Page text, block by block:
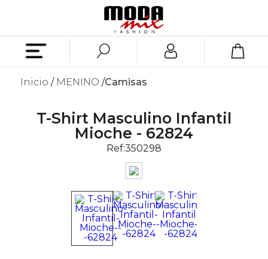
Inicio MENINO Camisas
T-Shirt Masculino Infantil
Mioche - 62824
Ref:350298